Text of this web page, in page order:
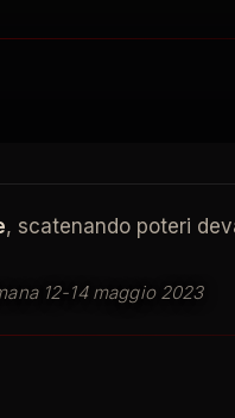
12-14 maggio 2023
, scatenando poteri